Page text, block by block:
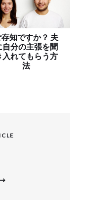
存知ですか？ 夫
自分の主張を聞
入れてもらう方
法